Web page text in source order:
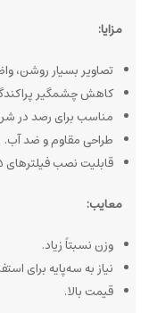
مزایا:
تصاویر بسیار روشن،
کاهش چشمگیر
مناسب برای رصد در
طراحی مقاوم و ضد آب.
قابلیت نصب فیلترهای 1.25 اینچی.
معایب:
وزن نسبتاً زیاد.
نیاز به سه‌پایه برای
قیمت بالا.